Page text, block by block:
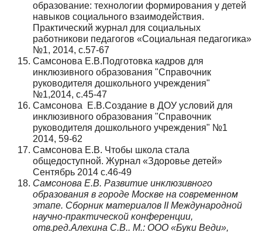
образование: технологии формирования у детей
навыков социального взаимодействия.
Практический журнал для социальных
работникови педагогов «Социальная педагогика»
№1, 2014, с.57-67
Самсонова Е.В.Подготовка кадров для
инклюзивного образования "Справочник
руководителя дошкольного учреждения"
№1,2014, с.45-47
Самсонова Е.В.Создание в ДОУ условий для
инклюзивного образования "Справочник
руководителя дошкольного учреждения" №1
2014, 59-62
Самсонова Е.В. Чтобы школа стала
общедоступной. Журнал «Здоровье детей»
Сентябрь 2014 с.46-49
Самсонова Е.В. Развитие инклюзивного
образования в городе Москве на современном
этапе. Сборник материалов II Международной
научно-практической конференции,
отв.ред.Алехина С.В.. М.: ООО «Буки Веди»,